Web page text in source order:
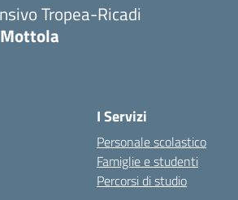
Tropea-Ricadi
I Servizi
Personale scolastico
Famiglie e studenti
Percorsi di studio